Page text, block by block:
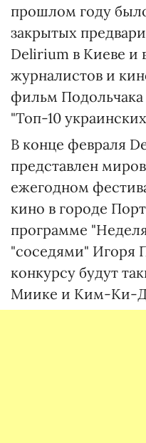
прошлом году
закрытых
Delirium в Киеве и
журналистов и
фильм
"Топ-10
В конце февраля
представлен
ежегодном
кино в городе
программе
"соседями" Игоря
конкурсу будут
Миике и Ким-Ки-